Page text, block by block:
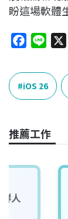
盼這場軟體
c
e
b
o
k
n
e
iOS 26
推薦工作
人